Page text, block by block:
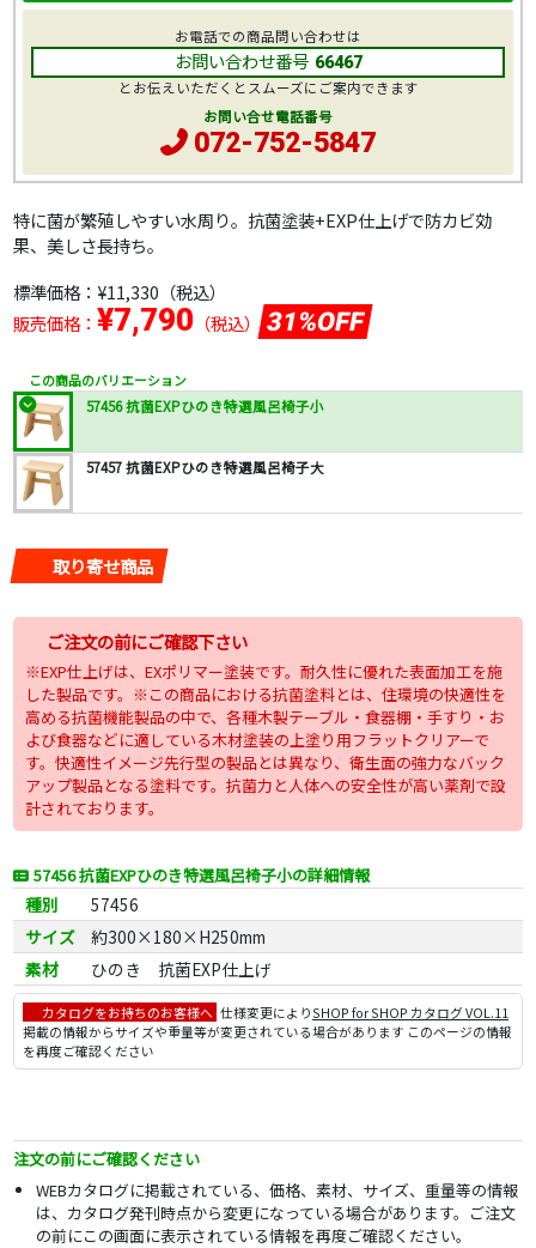
特に菌が繁殖しやすい水周り。抗菌塗装+EXP仕上げで防カビ効
果、美しさ長持ち。
標準価格： ¥11,330 （税込）
販売価格： ¥7,790 （税込） 31%OFF
この商品のバリエーション
57456 抗菌EXPひのき特選風呂椅子小
57457 抗菌EXPひのき特選風呂椅子大
取り寄せ商品
ご注文の前にご確認下さい
※EXP仕上げは、EXポリマー塗装です。耐久性に優れた表面加工を施
した製品です。※この商品における抗菌塗料とは、住環境の快適性を
高める抗菌機能製品の中で、各種木製テーブル・食器棚・手すり・お
よび食器などに適している木材塗装の上塗り用フラットクリアーで
す。快適性イメージ先行型の製品とは異なり、衛生面の強力なバック
アップ製品となる塗料です。抗菌力と人体への安全性が高い薬剤で設
計されております。
57456 抗菌EXPひのき特選風呂椅子小の詳細情報
種別
57456
サイズ
約300×180×H250mm
素材
ひのき 抗菌EXP仕上げ
カタログをお持ちのお客様へ 仕様変更によりSHOP for SHOP カタログ VOL.11
掲載の情報からサイズや重量等が変更されている場合があります このページの情報
を再度ご確認ください
お電話での商品問い合わせは
お問い合わせ番号 66467
とお伝えいただくとスムーズにご案内できます
お問い合せ電話番号
072-752-5847
注文の前にご確認ください
WEBカタログに掲載されている、価格、素材、サイズ、重量等の情報
は、カタログ発刊時点から変更になっている場合があります。ご注文
の前にこの画面に表示されている情報を再度ご確認ください。